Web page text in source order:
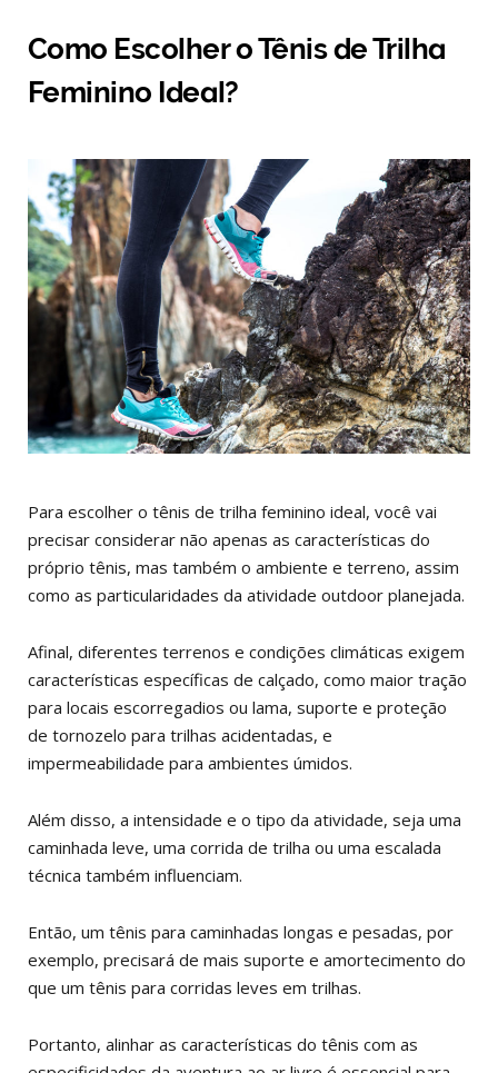
Como Escolher o Tênis de Trilha
Feminino Ideal?
Para escolher o tênis de trilha feminino ideal, você vai
precisar considerar não apenas as características do
próprio tênis, mas também o ambiente e terreno, assim
como as particularidades da atividade outdoor planejada.
Afinal, diferentes terrenos e condições climáticas exigem
características específicas de calçado, como maior tração
para locais escorregadios ou lama, suporte e proteção
de tornozelo para trilhas acidentadas, e
impermeabilidade para ambientes úmidos.
Além disso, a intensidade e o tipo da atividade, seja uma
caminhada leve, uma corrida de trilha ou uma escalada
técnica também influenciam.
Então, um tênis para caminhadas longas e pesadas, por
exemplo, precisará de mais suporte e amortecimento do
que um tênis para corridas leves em trilhas.
Portanto, alinhar as características do tênis com as